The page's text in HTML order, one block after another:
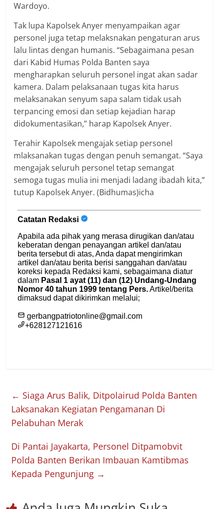
Wardoyo.
Tak lupa Kapolsek Anyer menyampaikan agar
personel juga tetap melaksnakan pengaturan arus
lalu lintas dengan humanis. “Sebagaimana pesan
dari Kabid Humas Polda Banten saya
mengharapkan seluruh personel ingat akan sadar
kamera. Dalam pelaksanaan tugas kita harus
melaksanakan senyum sapa salam tidak usah
terpancing emosi dan setiap kejadian harap
didokumentasikan,” harap Kapolsek Anyer.
Terahir Kapolsek mengajak setiap personel
mlaksanakan tugas dengan penuh semangat. “Saya
mengajak seluruh personel tetap semangat
semoga tugas mulia ini menjadi ladang ibadah kita,”
tutup Kapolsek Anyer. (Bidhumas)icha
← Siaga Arus Balik, Ditpolairud Polda Banten
Laksanakan Kegiatan Pengamanan Di
Pelabuhan Merak
Di Pantai Jayakarta, Personel Ditpamobvit
Polda Banten Berikan Imbauan Kamtibmas
Kepada Pengunjung →